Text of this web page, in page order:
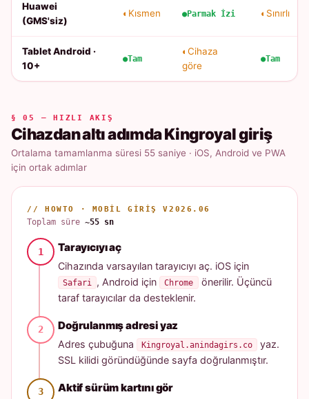
Huawei
(GMS'siz)
Kısmen Parmak İzi Sınırlı
Tablet Android ·
10+
Tam
Cihaza
göre
Tam
§ 05 — HIZLI AKIŞ
Cihazdan altı adımda Kingroyal giriş
Ortalama tamamlanma süresi 55 saniye · iOS, Android ve PWA
için ortak adımlar
// HOWTO · MOBIL GIRIŞ V2026.06
Toplam süre~55 sn
Tarayıcıyı aç
Cihazında varsayılan tarayıcıyı aç. iOS için
Safari , Android için Chrome
önerilir. Üçüncü
taraf tarayıcılar da desteklenir.
Doğrulanmış adresi yaz
Adres çubuğuna Kingroyal.anindagirs.co
yaz.
SSL kilidi göründüğünde sayfa doğrulanmıştır.
Aktif sürüm kartını gör